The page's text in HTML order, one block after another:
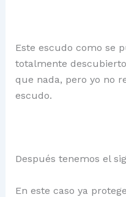
Este escudo como se
totalmente
que nada, pero yo no
escudo.
Después tenemos el
En este caso ya